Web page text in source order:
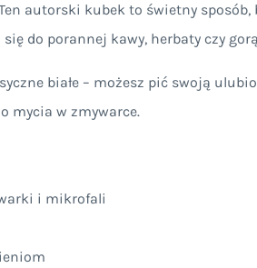
autorski kubek to świetny
do porannej kawy, herbaty czy
białe – możesz pić swoją
mycia w zmywarce.
i mikrofali